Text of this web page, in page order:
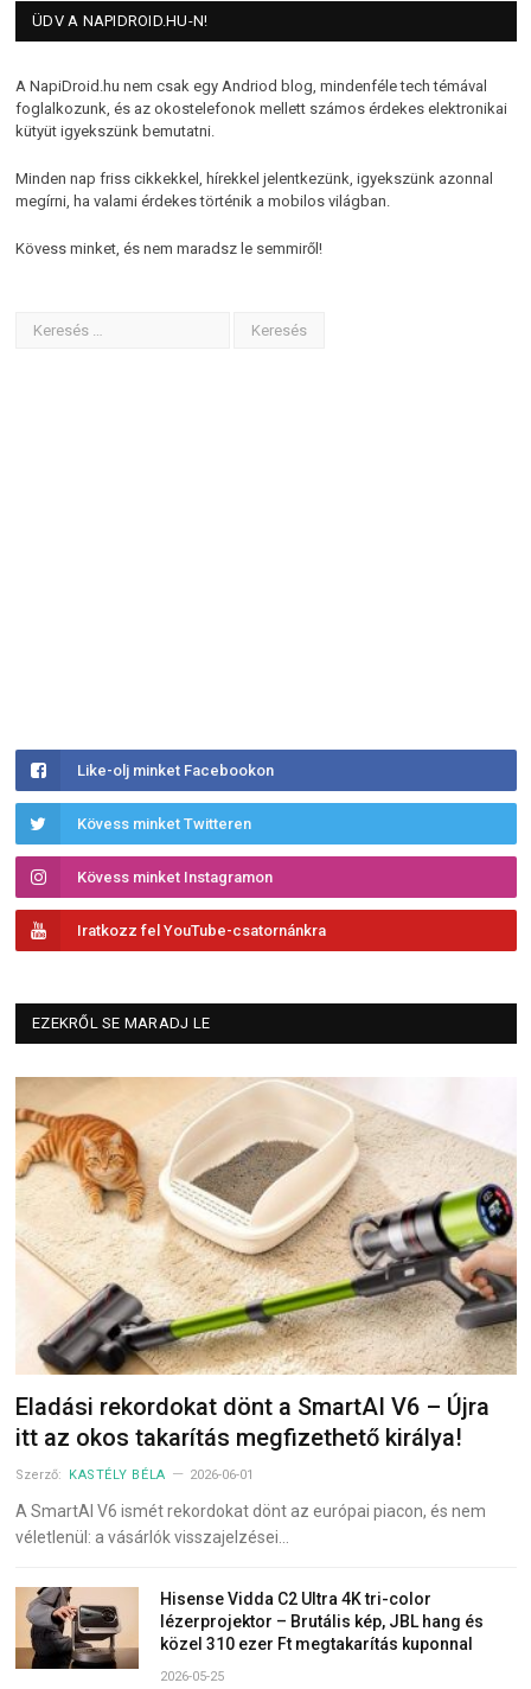
ÜDV A NAPIDROID.HU-N!
A NapiDroid.hu nem csak egy Andriod blog, mindenféle tech témával
foglalkozunk, és az okostelefonok mellett számos érdekes elektronikai
kütyüt igyekszünk bemutatni.
Minden nap friss cikkekkel, hírekkel jelentkezünk, igyekszünk azonnal
megírni, ha valami érdekes történik a mobilos világban.
Kövess minket, és nem maradsz le semmiről!
Like-olj minket Facebookon
Kövess minket Twitteren
Kövess minket Instagramon
Iratkozz fel YouTube-csatornánkra
EZEKRŐL SE MARADJ LE
Eladási rekordokat dönt a SmartAI V6 – Újra
itt az okos takarítás megfizethető királya!
Szerző: KASTÉLY BÉLA 2026-06-01
A SmartAI V6 ismét rekordokat dönt az európai piacon, és nem
véletlenül: a vásárlók visszajelzései…
Hisense Vidda C2 Ultra 4K tri-color
lézerprojektor – Brutális kép, JBL hang és
közel 310 ezer Ft megtakarítás kuponnal
2026-05-25